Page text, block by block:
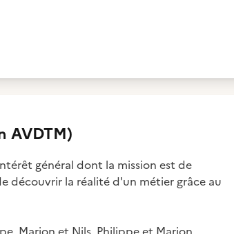
AVDTM)
général dont la mission est de
découvrir la réalité d'un métier grâce au